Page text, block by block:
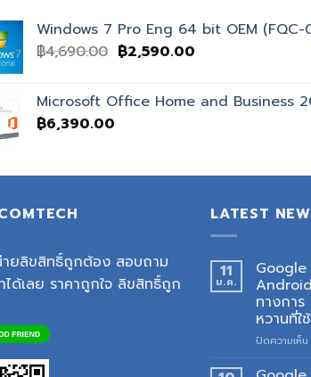
Windows 7 Pro Eng 64 bit OEM (FQC-
฿4,690.00 ฿2,590.00
Microsoft Office Home and Business
฿6,390.00
ายลิขสิทธิ์ถูกต้อง สอบถาม
ได้เลย ราคาถูกใจ ลิขสิทธิ์ถูก
LATEST
11
ม.ค.
Google
ทางกา
หวานที่ใ
ปิดความเห็น